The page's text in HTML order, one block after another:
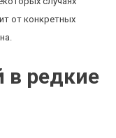
от конкретных
в редкие